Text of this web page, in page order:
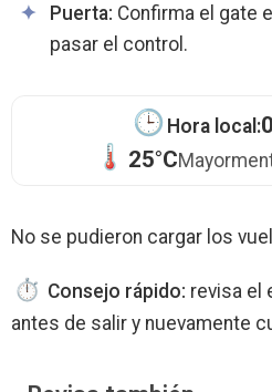
Puerta: Confirma el gate
pasar el control.
Hora local:
25°C
No se pudieron cargar los
Consejo rápido: revisa el
antes de salir y nuevamente